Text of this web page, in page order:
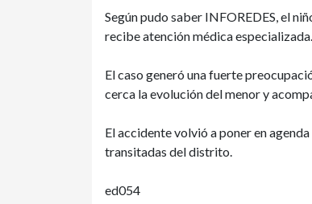
Según pudo saber INFOREDES, el
recibe atención médica especializada.
El caso generó una fuerte
cerca la evolución del menor y
El accidente volvió a poner en
transitadas del distrito.
ed054